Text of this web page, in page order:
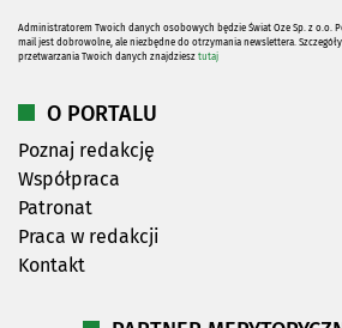
Administratorem Twoich danych osobowych będzie Świat Oze Sp. z o.o.
mail jest dobrowolne, ale niezbędne do otrzymania newslettera.
przetwarzania Twoich danych znajdziesz tutaj
O PORTALU
Poznaj redakcję
Współpraca
Patronat
Praca w redakcji
Kontakt